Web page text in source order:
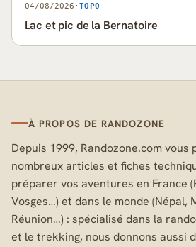
04/08/2026 · TOPO
Lac et pic de la Bernatoire
À PROPOS DE RANDOZONE
Depuis 1999, Randozone.com vous
nombreux articles et fiches
préparer vos aventures en France
Vosges…) et dans le monde (Népal,
Réunion…) : spécialisé dans la
et le trekking, nous donnons aussi